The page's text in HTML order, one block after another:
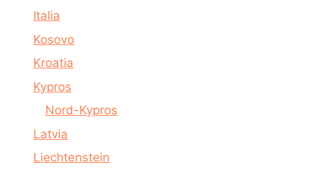
Italia
Kosovo
Kroatia
Kypros
Nord-Kypros
Latvia
Liechtenstein